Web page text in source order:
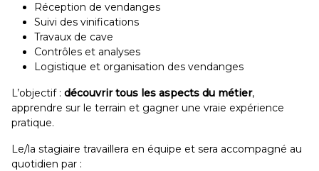
Réception de vendanges
Suivi des vinifications
Travaux de cave
Contrôles et analyses
Logistique et organisation des vendanges
L’objectif : découvrir tous les aspects du métier,
apprendre sur le terrain et gagner une vraie expérience
pratique.
Le/la stagiaire travaillera en équipe et sera accompagné au
quotidien par :